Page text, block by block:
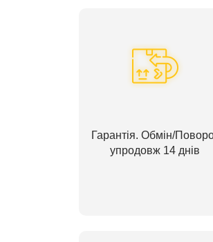
Гарантія. Обмін/
упродовж 14 днів